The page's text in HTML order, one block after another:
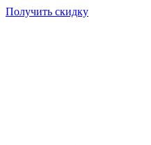
Получить скидку